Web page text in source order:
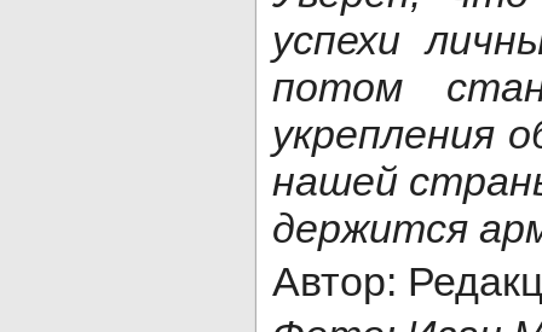
успехи
потом
укрепления
нашей
держится
Автор: